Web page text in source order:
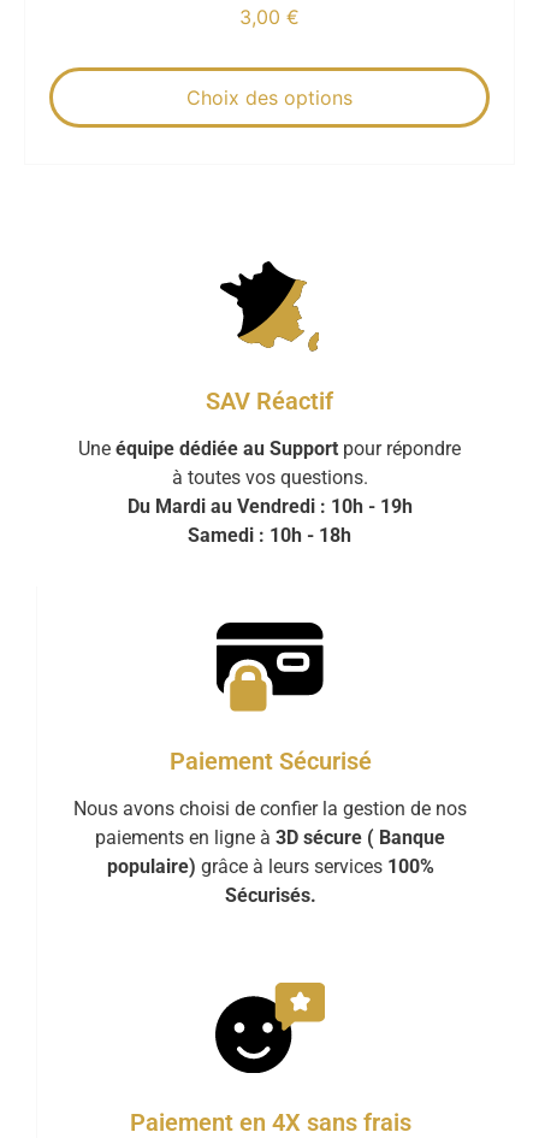
3,00 €
Choix des options
SAV Réactif
Une équipe dédiée au Support pour répondre
à toutes vos questions.
Du Mardi au Vendredi : 10h - 19h
Samedi : 10h - 18h
Paiement Sécurisé
Nous avons choisi de confier la gestion de nos
paiements en ligne à 3D sécure ( Banque
populaire) grâce à leurs services 100%
Sécurisés.
Paiement en 4X sans frais